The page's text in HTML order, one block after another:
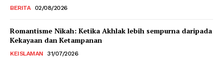
BERITA 02/08/2026
Romantisme Nikah: Ketika Akhlak lebih sempurna daripada
Kekayaan dan Ketampanan
KEISLAMAN 31/07/2026